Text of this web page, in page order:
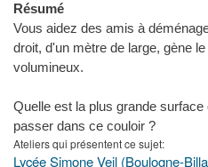
Résumé
Vous aidez des amis à
droit, d'un mètre de large, gène
volumineux.
Quelle est la plus grande
passer dans ce couloir ?
Ateliers qui présentent ce sujet
Lycée Simone Veil (Boulogne-